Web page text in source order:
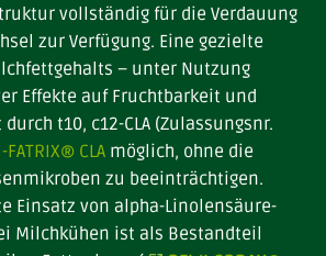
vollständig für die Verdauung
zur Verfügung. Eine gezielte
– unter Nutzung
Effekte auf Fruchtbarkeit und
t10, c12-CLA (Zulassungsnr.
FATRIX® CLA möglich, ohne die
zu beeinträchtigen.
Einsatz von alpha-Linolensäure-
Milchkühen ist als Bestandteil